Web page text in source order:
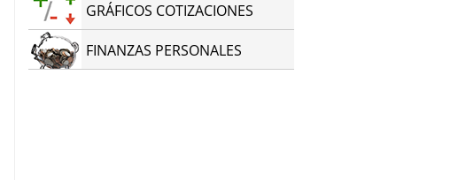
GRÁFICOS COTIZACIONES
FINANZAS PERSONALES